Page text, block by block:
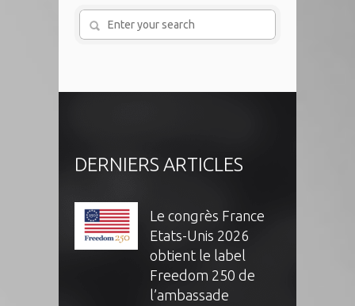
DERNIERS ARTICLES
Le congrès France
Etats-Unis 2026
obtient le label
Freedom 250 de
l’ambassade